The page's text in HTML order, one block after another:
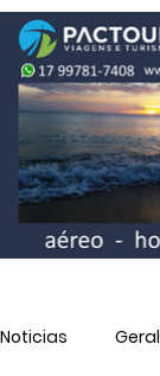
Noticias Geral